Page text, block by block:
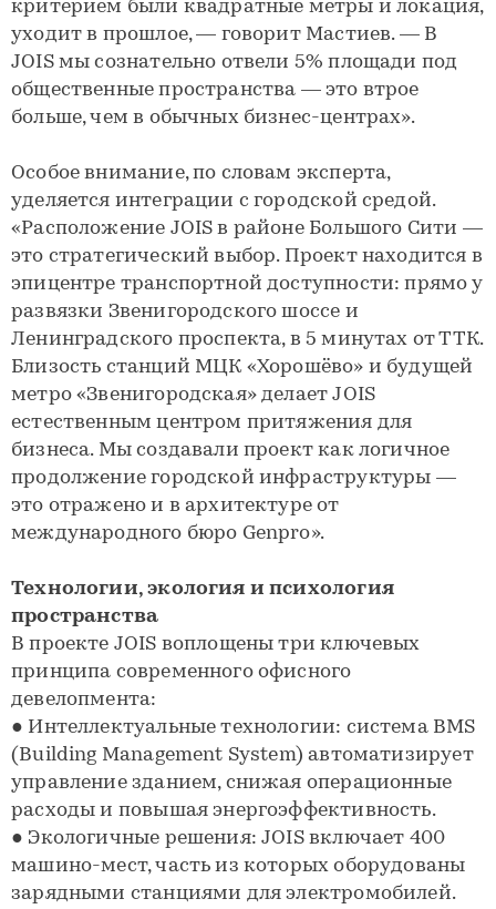
критерием были квадратные метры и локация,
уходит в прошлое, — говорит Мастиев. — В
JOIS мы сознательно отвели 5% площади под
общественные пространства — это втрое
больше, чем в обычных бизнес-центрах».
Особое внимание, по словам эксперта,
уделяется интеграции с городской средой.
«Расположение JOIS в районе Большого Сити —
это стратегический выбор. Проект находится в
эпицентре транспортной доступности: прямо у
развязки Звенигородского шоссе и
Ленинградского проспекта, в 5 минутах от ТТК.
Близость станций МЦК «Хорошёво» и будущей
метро «Звенигородская» делает JOIS
естественным центром притяжения для
бизнеса. Мы создавали проект как логичное
продолжение городской инфраструктуры —
это отражено и в архитектуре от
международного бюро Genpro».
Технологии, экология и психология
пространства
В проекте JOIS воплощены три ключевых
принципа современного офисного
девелопмента:
● Интеллектуальные технологии: система BMS
(Building Management System) автоматизирует
управление зданием, снижая операционные
расходы и повышая энергоэффективность.
● Экологичные решения: JOIS включает 400
машино-мест, часть из которых оборудованы
зарядными станциями для электромобилей.